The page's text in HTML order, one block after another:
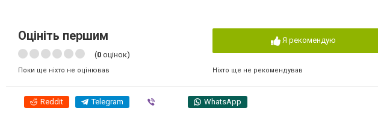
Оцініть першим
(0 оцінок)
Поки ще ніхто не оцінював
Я рекомендую
Ніхто ще не рекомендував
Reddit Telegram WhatsApp